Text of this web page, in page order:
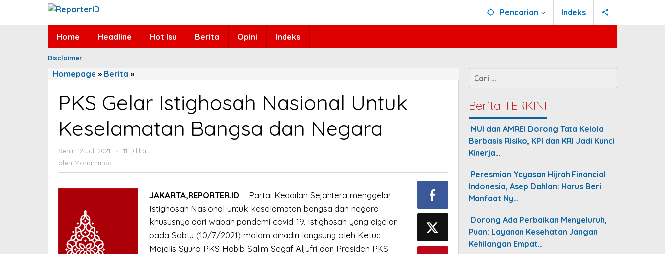
Pencarian Indeks
Home Headline Hot Isu Berita Opini Indeks
Disclaimer
Homepage » Berita »
Istighosah
Nasional
Keselamatan
PKS Gelar Istighosah Nasional Untuk
Keselamatan Bangsa dan Negara
Senin 12 Juli 2021
oleh
-
11 Dilihat
oleh Mohammad
JAKARTA,REPORTER.ID – Partai Keadilan Sejahtera menggelar
Istighosah Nasional untuk keselamatan bangsa dan negara
khususnya dari wabah pandemi covid-19. Istighosah yang digelar
pada Sabtu (10/7/2021) malam dihadiri langsung oleh Ketua
Majelis Syuro PKS Habib Salim Segaf Aljufri dan Presiden PKS
Cari
untuk:
Berita TERKINI
MUI dan AMREI Dorong Tata Kelola
Berbasis Risiko, KPI dan KRI Jadi Kunci
Kinerja…
Peresmian Yayasan Hijrah Financial
Indonesia, Asep Dahlan: Harus Beri
Manfaat Ny…
Dorong Ada Perbaikan Menyeluruh,
Puan: Layanan Kesehatan Jangan
Kehilangan Empat…